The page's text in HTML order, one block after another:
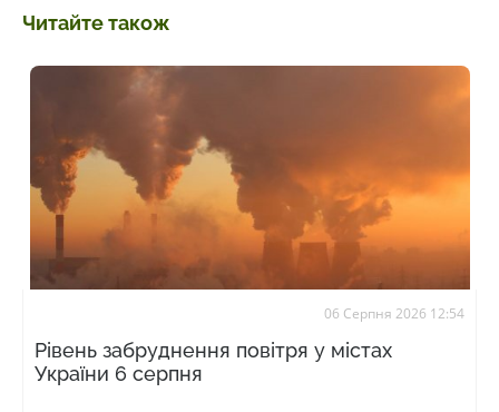
Читайте також
06 Серпня 2026 12:54
Рівень забруднення повітря у містах
України 6 серпня